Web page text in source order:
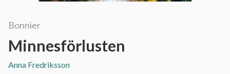
Bonnier
Minnesförlusten
Anna Fredriksson